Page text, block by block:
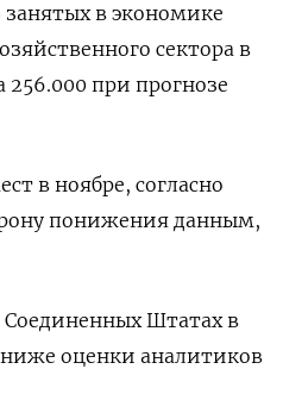
в экономике
сектора в
256.000 при прогнозе
в ноябре, согласно
понижения данным,
Соединенных Штатах в
ниже оценки аналитиков